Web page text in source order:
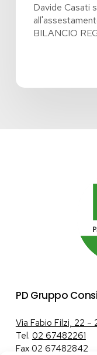
Davide Casati
BILANCIO
PD Gruppo
Via Fabio Filzi, 22 –
Tel. 02 67482261
Fax 02 67482842